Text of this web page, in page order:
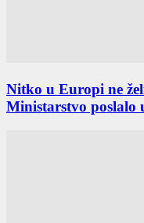
Nitko u Europi ne
Ministarstvo poslalo